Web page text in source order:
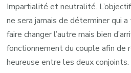
Impartialité et neutralité.
ne sera jamais de déterminer qui
faire changer l’autre mais bien
fonctionnement du couple afin de
heureuse entre les deux conjoints.